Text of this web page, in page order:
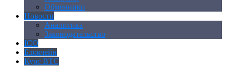
Обменники
Новости
Аналитика
Законодательство
ICO
Блокчейн
Курс BTC